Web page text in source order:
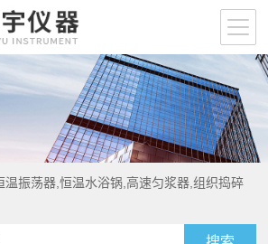
温振荡器,恒温水浴锅,高速匀浆器,组织捣碎